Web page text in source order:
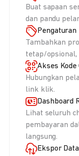
Buat sapaan
dan pandu
Pengaturan
Tambahkan
tetap/opsional,
Akses Kode
Hubungkan
link klik.
Dashboard
Lihat seluruh
pembayaran
langsung.
Ekspor